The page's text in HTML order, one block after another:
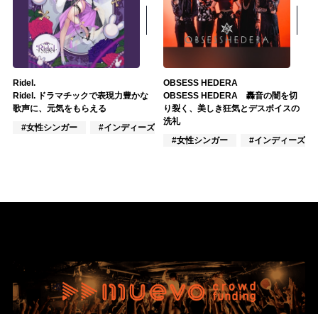
Ridel.
Ridel. ドラマチックで表現力豊かな
歌声に、元気をもらえる
#女性シンガー
#インディーズ #VTuber/VSinger
OBSESS HEDERA
OBSESS HEDERA 轟音の闇を切
り裂く、美しき狂気とデスボイスの
洗礼
#女性シンガー
#インディーズ